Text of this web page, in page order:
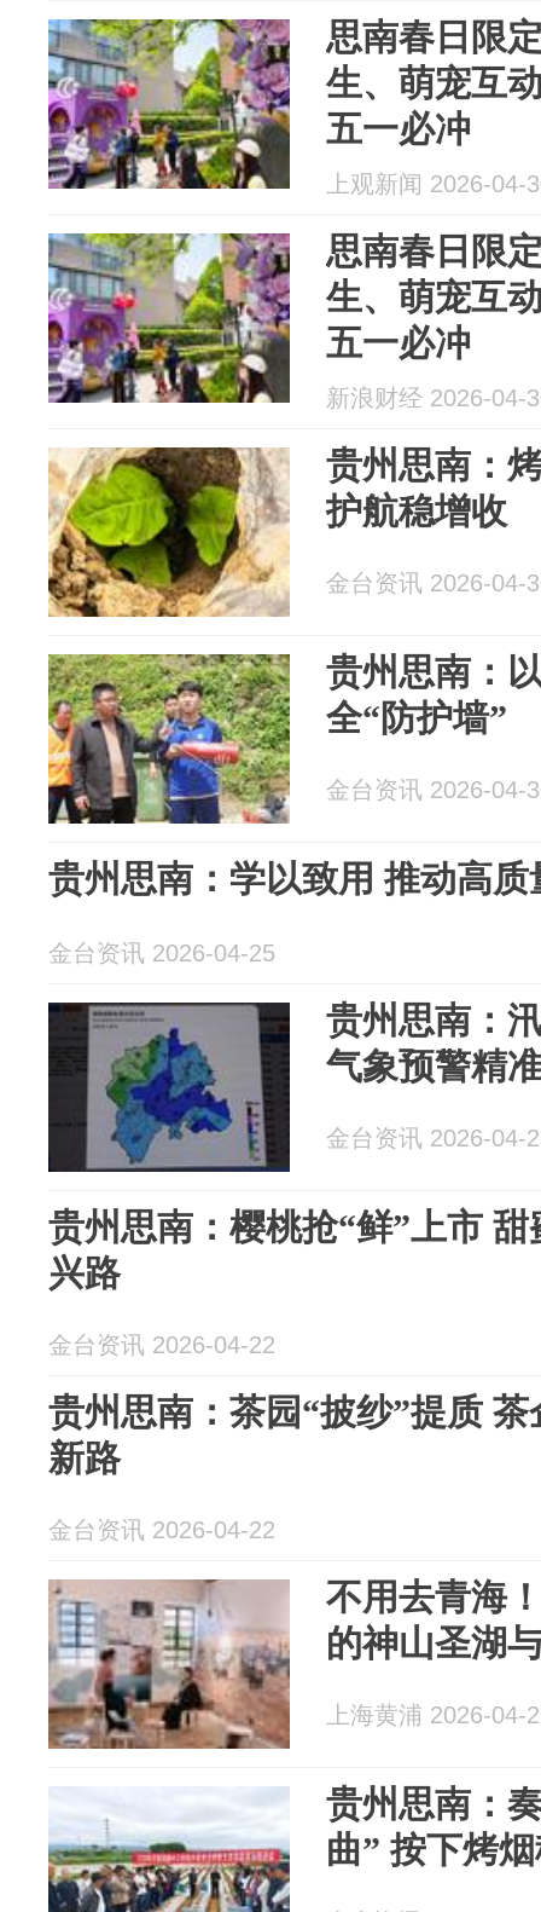
思南春日限
生、萌宠互
五一必冲
上观新闻 2026-04-
思南春日限
生、萌宠互
五一必冲
新浪财经 2026-04-
贵州思南：
护航稳增收
金台资讯 2026-04-
贵州思南：
全“防护墙”
金台资讯 2026-04-
贵州思南：学以致用 推动高质
金台资讯 2026-04-25
贵州思南：
气象预警精
金台资讯 2026-04-
贵州思南：樱桃抢“鲜”上市
兴路
金台资讯 2026-04-22
贵州思南：茶园“披纱”提质
新路
金台资讯 2026-04-22
不用去青海
的神山圣湖
上海黄浦 2026-04-
贵州思南：
曲” 按下烤